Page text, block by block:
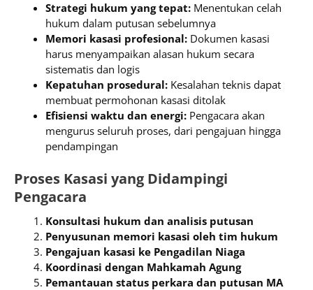
Strategi hukum yang tepat: Menentukan celah
hukum dalam putusan sebelumnya
Memori kasasi profesional: Dokumen kasasi
harus menyampaikan alasan hukum secara
sistematis dan logis
Kepatuhan prosedural: Kesalahan teknis dapat
membuat permohonan kasasi ditolak
Efisiensi waktu dan energi: Pengacara akan
mengurus seluruh proses, dari pengajuan hingga
pendampingan
Proses Kasasi yang Didampingi
Pengacara
Konsultasi hukum dan analisis putusan
Penyusunan memori kasasi oleh tim hukum
Pengajuan kasasi ke Pengadilan Niaga
Koordinasi dengan Mahkamah Agung
Pemantauan status perkara dan putusan MA